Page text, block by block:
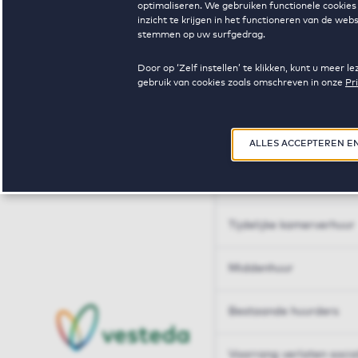
optimaliseren. We gebruiken functionele
inzicht te krijgen in het functioneren van de
stemmen op uw surfgedrag.
Door op ‘Zelf instellen’ te klikken, kunt u meer
gebruik van cookies zoals omschreven in onze
ALLES ACCEPTEREN
Huren op maat
Tijdelijke kamerverhuur
Middenhuur
Bestaande huurders
Voorrang verlaten